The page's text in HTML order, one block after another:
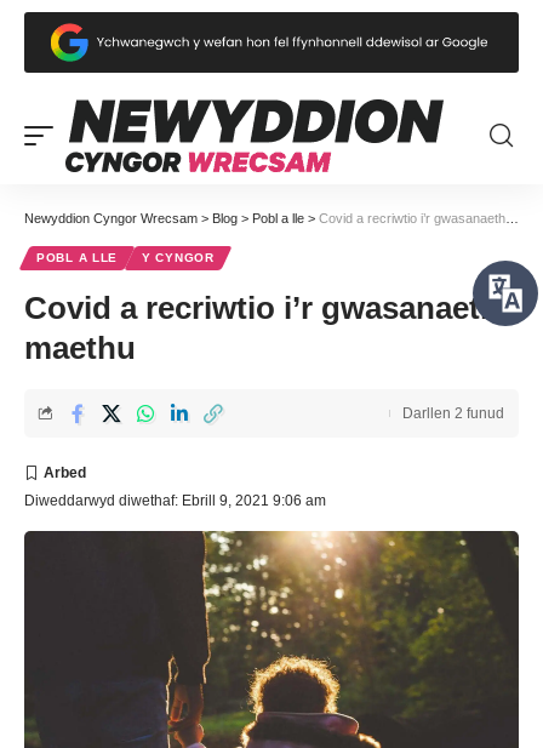
Newyddion Cyngor Wrecsam > Blog > Pobl a lle > Covid a recriwtio i’r gwasanaeth maethu
POBL A LLE Y CYNGOR
Covid a recriwtio i’r gwasanaeth
maethu
Diweddarwyd diwethaf: Ebrill 9, 2021 9:06 am
Darllen 2 funud